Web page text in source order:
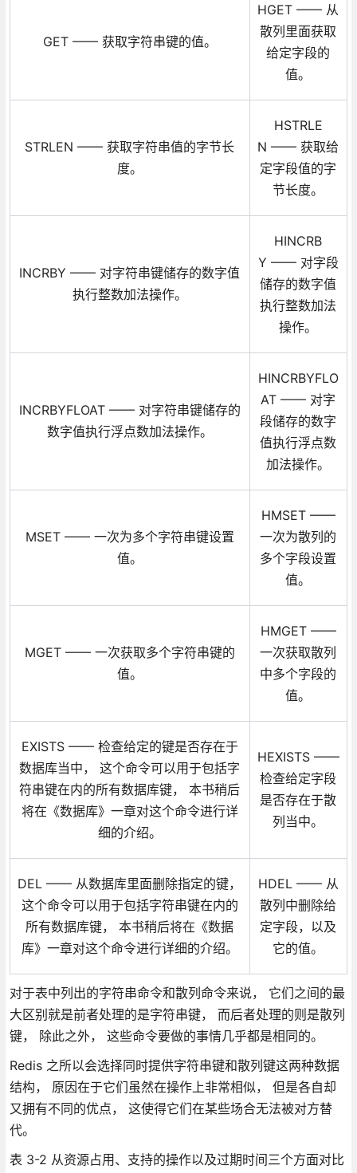
GET —— 获取字符串键的值。
HGET —— 从
散列里面获取
给定字段的
值。
STRLEN —— 获取字符串值的字节长
度。
HSTRLE
N —— 获取给
定字段值的字
节长度。
INCRBY —— 对字符串键储存的数字值
执行整数加法操作。
HINCRB
Y —— 对字段
储存的数字值
执行整数加法
操作。
INCRBYFLOAT —— 对字符串键储存的
数字值执行浮点数加法操作。
HINCRBYFLO
AT —— 对字
段储存的数字
值执行浮点数
加法操作。
MSET —— 一次为多个字符串键设置
值。
HMSET ——
一次为散列的
多个字段设置
值。
MGET —— 一次获取多个字符串键的
值。
HMGET ——
一次获取散列
中多个字段的
值。
EXISTS —— 检查给定的键是否存在于
数据库当中， 这个命令可以用于包括字
符串键在内的所有数据库键， 本书稍后
将在《数据库》一章对这个命令进行详
细的介绍。
HEXISTS ——
检查给定字段
是否存在于散
列当中。
DEL —— 从数据库里面删除指定的键，
这个命令可以用于包括字符串键在内的
所有数据库键， 本书稍后将在《数据
库》一章对这个命令进行详细的介绍。
HDEL —— 从
散列中删除给
定字段，以及
它的值。
对于表中列出的字符串命令和散列命令来说， 它们之间的最
大区别就是前者处理的是字符串键， 而后者处理的则是散列
键， 除此之外， 这些命令要做的事情几乎都是相同的。
Redis 之所以会选择同时提供字符串键和散列键这两种数据
结构， 原因在于它们虽然在操作上非常相似， 但是各自却
又拥有不同的优点， 这使得它们在某些场合无法被对方替
代。
表 3-2 从资源占用、支持的操作以及过期时间三个方面对比